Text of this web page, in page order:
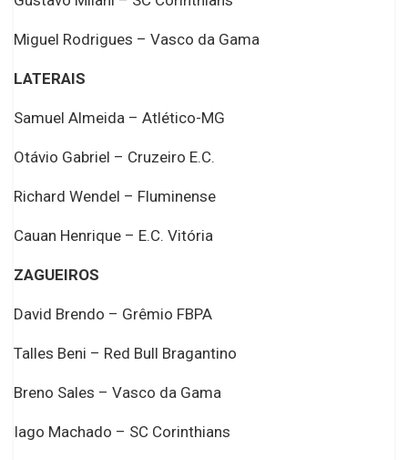
Miguel Rodrigues – Vasco da Gama
LATERAIS
Samuel Almeida – Atlético-MG
Otávio Gabriel – Cruzeiro E.C.
Richard Wendel – Fluminense
Cauan Henrique – E.C. Vitória
ZAGUEIROS
David Brendo – Grêmio FBPA
Talles Beni – Red Bull Bragantino
Breno Sales – Vasco da Gama
Iago Machado – SC Corinthians